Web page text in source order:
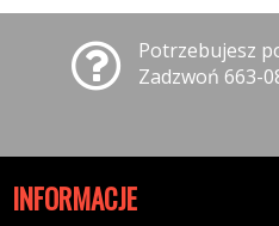
Potrzebujesz
Zadzwoń 663-
INFORMACJE